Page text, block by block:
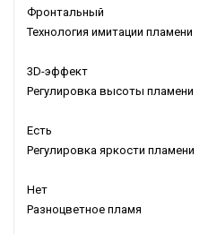
Фронтальный
Технология имитации пламени
3D-эффект
Регулировка высоты пламени
Есть
Регулировка яркости пламени
Нет
Разноцветное пламя